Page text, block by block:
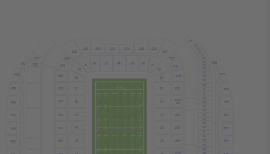
19
21 22 23 24 25 26
27
28
227
227
226
225
224
223
222
221
220
220
219
218
217
216
215
214
213
318
324
327
328
329
331
317
316
13
14
15
16
17
18
419
418
417
416
415
414
413
29
30
31
32
33
34
228
229
230
232
233
234
BOXES
BOXES
1-42
428
429
430
431
432
433
434